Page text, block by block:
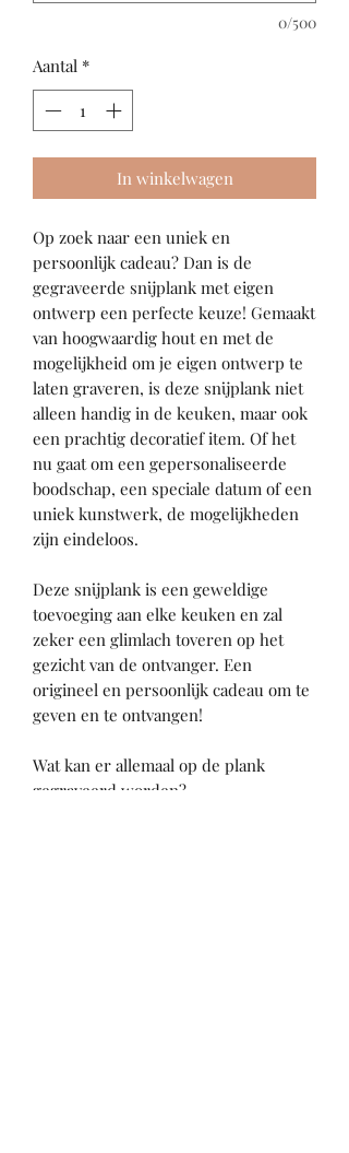
0/500
Aantal *
In winkelwagen
Op zoek naar een uniek en
persoonlijk cadeau? Dan is de
gegraveerde snijplank met eigen
ontwerp een perfecte keuze! Gemaakt
van hoogwaardig hout en met de
mogelijkheid om je eigen ontwerp te
laten graveren, is deze snijplank niet
alleen handig in de keuken, maar ook
een prachtig decoratief item. Of het
nu gaat om een gepersonaliseerde
boodschap, een speciale datum of een
uniek kunstwerk, de mogelijkheden
zijn eindeloos.
Deze snijplank is een geweldige
toevoeging aan elke keuken en zal
zeker een glimlach toveren op het
gezicht van de ontvanger. Een
origineel en persoonlijk cadeau om te
geven en te ontvangen!
Wat kan er allemaal op de plank
gegraveerd worden?